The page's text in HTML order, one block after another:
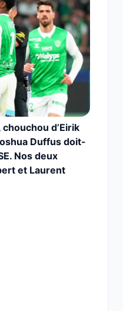
d’Eirik
Duffus doit-
Nos deux
et Laurent